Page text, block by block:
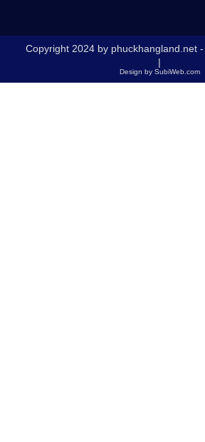
Copyright 2024 by phuckhangland.net
|
Design by SubiWeb.com